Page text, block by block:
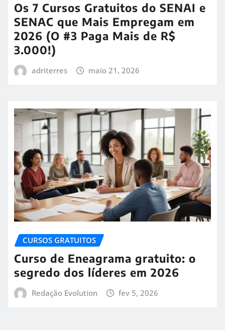
Os 7 Cursos Gratuitos do SENAI e
SENAC que Mais Empregam em
2026 (O #3 Paga Mais de R$
3.000!)
adriterres maio 21, 2026
CURSOS GRATUITOS
Curso de Eneagrama gratuito: o
segredo dos líderes em 2026
Redação Evolution fev 5, 2026